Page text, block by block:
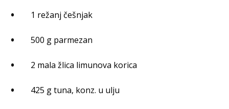
1 režanj češnjak
500 g parmezan
2 mala žlica limunova korica
425 g tuna, konz. u ulju